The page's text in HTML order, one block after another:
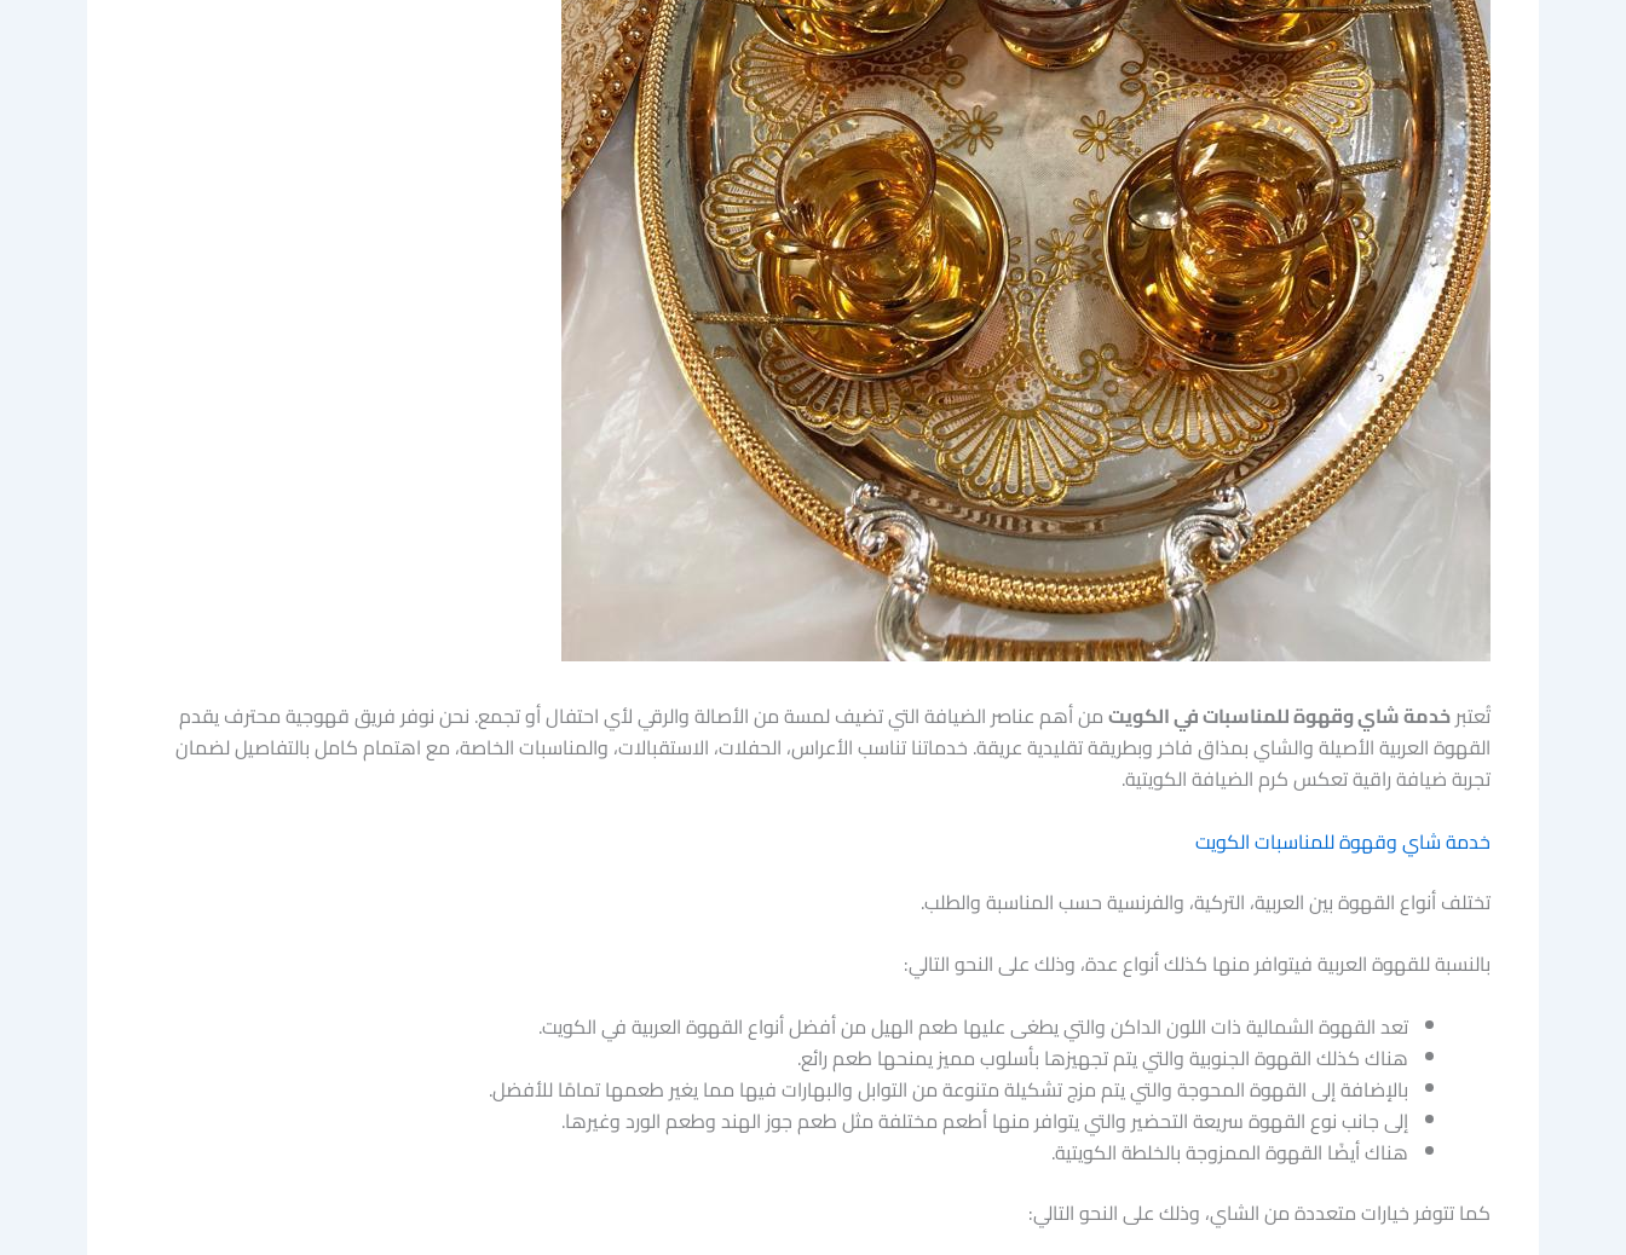
تُعتبرخدمة شاي وقهوة للمناسبات في الكويتمن أهم عناصر الضيافة التي تضيف لمسة من الأصالة والرقي لأي احتفال أو تجمع. نحن نوفر فريق قهوجية محترف يقدم
القهوة العربية الأصيلة والشاي بمذاق فاخر وبطريقة تقليدية عريقة. خدماتنا تناسب الأعراس، الحفلات، الاستقبالات، والمناسبات الخاصة، مع اهتمام كامل بالتفاصيل لضمان
تجربة ضيافة راقية تعكس كرم الضيافة الكويتية.
خدمة شاي وقهوة للمناسبات الكويت
تختلف أنواع القهوة بين العربية، التركية، والفرنسية حسب المناسبة والطلب.
بالنسبة للقهوة العربية فيتوافر منها كذلك أنواع عدة، وذلك على النحو التالي:
تعد القهوة الشمالية ذات اللون الداكن والتي يطغى عليها طعم الهيل من أفضل أنواع القهوة العربية في الكويت.
هناك كذلك القهوة الجنوبية والتي يتم تجهيزها بأسلوب مميز يمنحها طعم رائع.
بالإضافة إلى القهوة المحوجة والتي يتم مزج تشكيلة متنوعة من التوابل والبهارات فيها مما يغير طعمها تمامًا للأفضل.
إلى جانب نوع القهوة سريعة التحضير والتي يتوافر منها أطعم مختلفة مثل طعم جوز الهند وطعم الورد وغيرها.
هناك أيضًا القهوة الممزوجة بالخلطة الكويتية.
كما تتوفر خيارات متعددة من الشاي، وذلك على النحو التالي: